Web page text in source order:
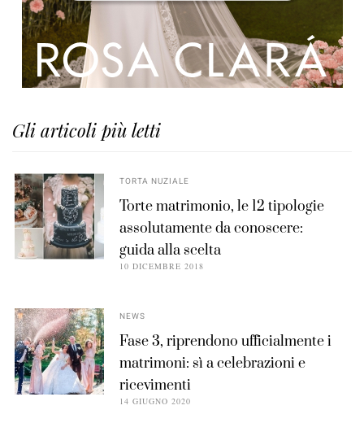
Gli articoli più letti
TORTA NUZIALE
Torte matrimonio, le 12 tipologie
assolutamente da conoscere:
guida alla scelta
10 DICEMBRE 2018
NEWS
Fase 3, riprendono ufficialmente i
matrimoni: sì a celebrazioni e
ricevimenti
14 GIUGNO 2020